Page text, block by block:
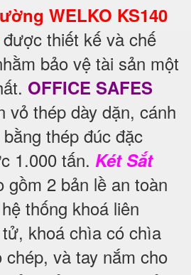
WELKO KS140
được thiết kế và chế
bảo vệ tài sản một
OFFICE SAFES
vỏ thép dày dặn, cánh
thép đúc đặc
1.000 tấn. Két Sắt
gồm 2 bản lề an toàn
thống khoá liên
khoá chìa có chìa
chép, và tay nắm cho